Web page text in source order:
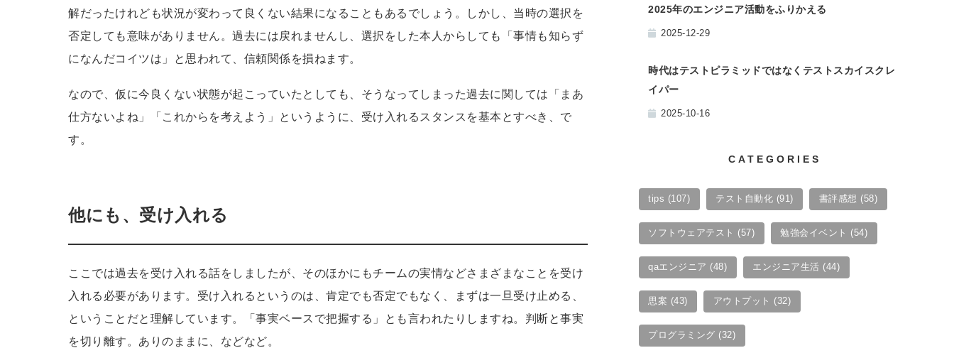
解だったけれども状況が変わって良くない結果になることもあるでしょう。しかし、当時の選択を
否定しても意味がありません。過去には戻れませんし、選択をした本人からしても「事情も知らず
になんだコイツは」と思われて、信頼関係を損ねます。
なので、仮に今良くない状態が起こっていたとしても、そうなってしまった過去に関しては「まあ
仕方ないよね」「これからを考えよう」というように、受け入れるスタンスを基本とすべき、で
す。
他にも、受け入れる
ここでは過去を受け入れる話をしましたが、そのほかにもチームの実情などさまざまなことを受け
入れる必要があります。受け入れるというのは、肯定でも否定でもなく、まずは一旦受け止める、
ということだと理解しています。「事実ベースで把握する」とも言われたりしますね。判断と事実
を切り離す。ありのままに、などなど。
2025年のエンジニア活動をふりかえる
2025-12-29
時代はテストピラミッドではなくテストスカイスクレ
イパー
2025-10-16
CATEGORIES
tips (107) テスト自動化 (91) 書評感想 (58)
ソフトウェアテスト (57) 勉強会イベント (54)
qaエンジニア (48) エンジニア生活 (44)
思案 (43) アウトプット (32)
プログラミング (32)